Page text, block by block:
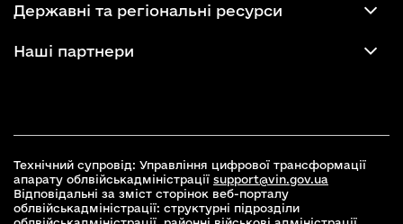
Державні та регіональні ресурси
Наші партнери
Технічний супровід: Управління цифрової трансформації
апарату облвійськадміністрації support@vin.gov.ua
Відповідальні за зміст сторінок веб-порталу
облвійськадміністрації: структурні підрозділи